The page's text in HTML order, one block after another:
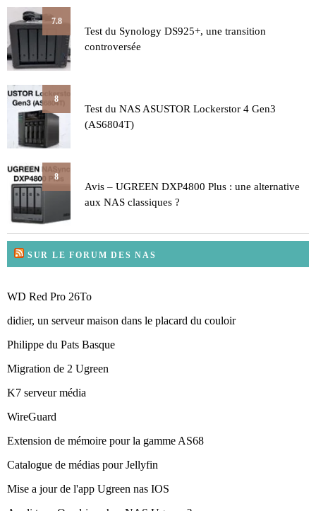
7.8
Test du Synology DS925+, une transition
controversée
8
Test du NAS ASUSTOR Lockerstor 4 Gen3
(AS6804T)
8
Avis – UGREEN DXP4800 Plus : une alternative
aux NAS classiques ?
SUR LE FORUM DES NAS
WD Red Pro 26To
didier, un serveur maison dans le placard du couloir
Philippe du Pats Basque
Migration de 2 Ugreen
K7 serveur média
WireGuard
Extension de mémoire pour la gamme AS68
Catalogue de médias pour Jellyfin
Mise a jour de l'app Ugreen nas IOS